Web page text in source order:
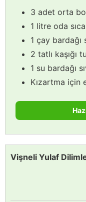
3 adet orta
1 litre oda
1 çay bardağı
2 tatlı kaşığı
1 su bardağı
Kızartma için
Vişneli Yulaf